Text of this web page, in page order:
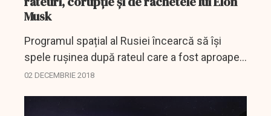
Musk
Programul spațial al Rusiei încearcă să își
spele rușinea după rateul care a fost aproape
de o tragedie în luna Octombrie. Cei doi
02 DECEMBRIE 2018